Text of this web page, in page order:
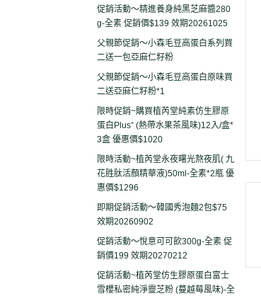
促銷活動～精進養身純黑芝麻醬280
g-全素 促銷價$139 效期20261025
父親節促銷～小森毛豆高蛋白系列買
二送一包亞麻仁籽粉
父親節促銷～小森毛豆高蛋白原味買
二送亞麻仁籽粉*1
限時促銷~購買植芮堂純素仿生膠原
蛋白Plus⁺ (熱帶水果茶風味)12入/盒*
3盒 優惠價$1020
限時活動~植芮堂永夜曙光熬夜肌( 九
花胜肽活顏精華液)50ml-全素*2瓶 優
惠價$1296
即期促銷活動～韓國秀泡麵2包$75
效期20260902
促銷活動～悅意可可飲300g-全素 促
銷價199 效期20270212
促銷活動~植芮堂仿生膠原蛋白富士
雪櫻私密純淨靈芝粉 (蔓越莓風味)-全